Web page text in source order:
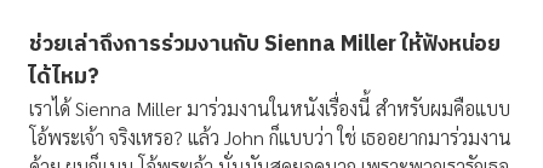
ช่วยเล่าถึงการร่วมงานกับ Sienna Millerให้ฟังหน่อย
ได้ไหม?
เราได้ Sienna Miller มาร่วมงานในหนังเรื่องนี้ สำหรับผมคือแบบ
โอ้พระเจ้า จริงเหรอ? แล้ว John ก็แบบว่า ใช่ เธออยากมาร่วมงาน